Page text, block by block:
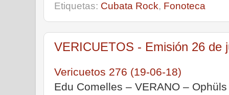
Etiquetas: Cubata Rock, Fonoteca
VERICUETOS - Emisión 26 de
Vericuetos 276 (19-06-18)
Edu Comelles – VERANO – Ophüls